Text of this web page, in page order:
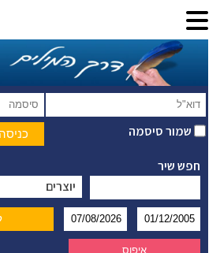
שמור סיסמה
חפש שיר
יוצרים